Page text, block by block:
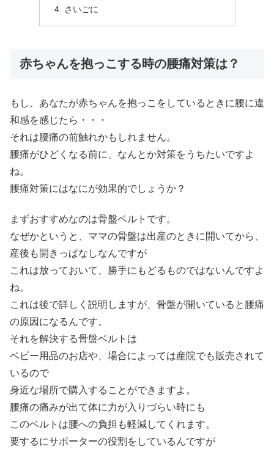
さいごに
赤ちゃんを抱っこする時の腰痛対策は？
もし、あなたが赤ちゃんを抱っこをしているときに腰に違
和感を感じたら・・・
それは腰痛の前触れかもしれません。
腰痛がひどくなる前に、なんとか対策をうちたいですよ
ね。
腰痛対策にはなにが効果的でしょうか？
まずおすすめなのは骨盤ベルトです。
なぜかというと、ママの骨盤は出産のときに開いてから、
産後も開きっぱなしなんですが
これは放っておいて、勝手にもどるものではないんですよ
ね。
これは後で詳しく説明しますが、骨盤が開いていると腰痛
の原因になるんです。
それを解決する骨盤ベルトは
ベビー用品のお店や、場合によっては産院でも販売されて
いるので
身近な場所で購入することができますよ。
腰痛の痛みが出て体に力が入りづらい時にも
このベルトは腰への負担も軽減してくれます。
要するにサポーターの役割をしているんですが